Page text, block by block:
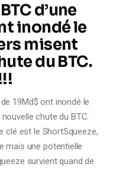
d’une
inondé le
misent
du BTC.
de 19Md$ ont inondé le
chute du BTC.
clé est le ShortSqueeze,
mais une potentielle
survient quand de